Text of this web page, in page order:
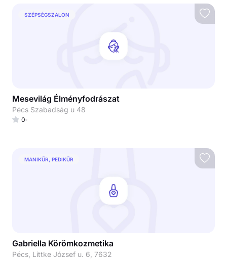
SZÉPSÉGSZALON
Mesevilág Élményfodrászat
Pécs Szabadság u 48
0
MANIKŰR, PEDIKŰR
Gabriella Körömkozmetika
Pécs, Littke József u. 6, 7632